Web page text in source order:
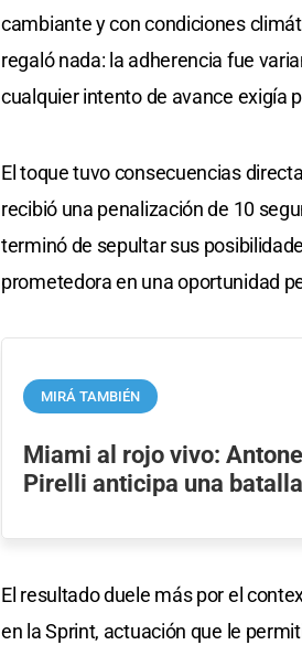
cambiante y con condiciones
regaló nada: la adherencia fue
cualquier intento de avance exigía
El toque tuvo consecuencias
recibió una penalización de 10
terminó de sepultar sus
prometedora en una oportunidad
MIRÁ TAMBIÉN
​Miami al rojo vivo:
Pirelli anticipa una
El resultado duele más por el
en la Sprint, actuación que le